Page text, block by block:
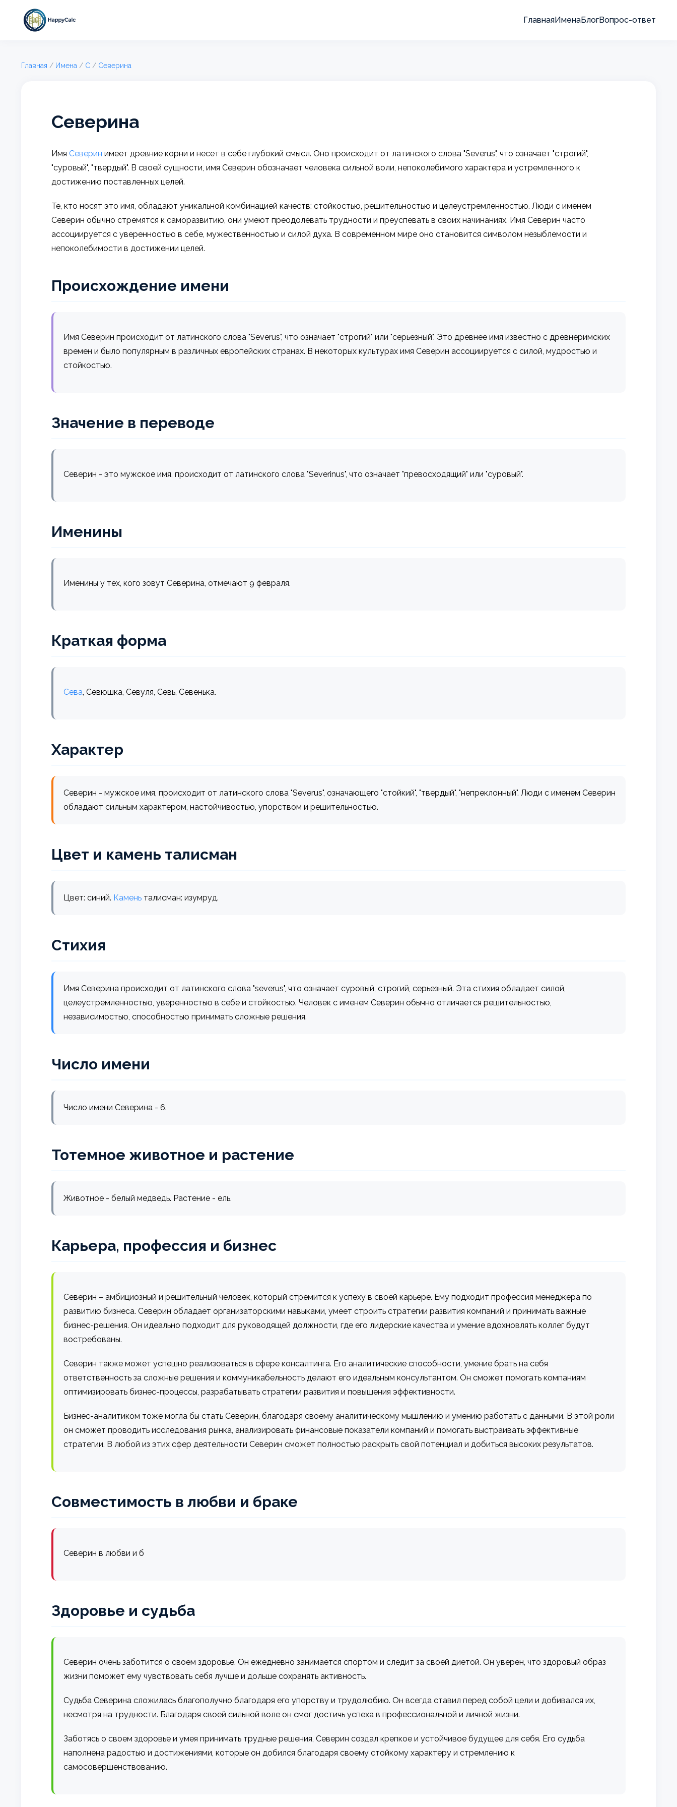
ГлавнаяИменаБлогВопрос-ответ
Главная / Имена / С / Северина
Северина
Имя Северин имеет древние корни и несет в себе глубокий смысл. Оно происходит от латинского слова "Severus", что означает "строгий",
"суровый", "твердый". В своей сущности, имя Северин обозначает человека сильной воли, непоколебимого характера и устремленного к
достижению поставленных целей.
Те, кто носят это имя, обладают уникальной комбинацией качеств: стойкостью, решительностью и целеустремленностью. Люди с именем
Северин обычно стремятся к саморазвитию, они умеют преодолевать трудности и преуспевать в своих начинаниях. Имя Северин часто
ассоциируется с уверенностью в себе, мужественностью и силой духа. В современном мире оно становится символом незыблемости и
непоколебимости в достижении целей.
Происхождение имени
Имя Северин происходит от латинского слова "Severus", что означает "строгий" или "серьезный". Это древнее имя известно с древнеримских
времен и было популярным в различных европейских странах. В некоторых культурах имя Северин ассоциируется с силой, мудростью и
стойкостью.
Значение в переводе
Северин - это мужское имя, происходит от латинского слова "Severinus", что означает "превосходящий" или "суровый".
Именины
Именины у тех, кого зовут Северина, отмечают 9 февраля.
Краткая форма
Сева, Севюшка, Севуля, Севь, Севенька.
Характер
Северин - мужское имя, происходит от латинского слова "Severus", означающего "стойкий", "твердый", "непреклонный". Люди с именем Северин
обладают сильным характером, настойчивостью, упорством и решительностью.
Цвет и камень талисман
Цвет: синий. Камень талисман: изумруд.
Стихия
Имя Северина происходит от латинского слова "severus", что означает суровый, строгий, серьезный. Эта стихия обладает силой,
целеустремленностью, уверенностью в себе и стойкостью. Человек с именем Северин обычно отличается решительностью,
независимостью, способностью принимать сложные решения.
Число имени
Число имени Северина - 6.
Тотемное животное и растение
Животное - белый медведь. Растение - ель.
Карьера, профессия и бизнес
Северин – амбициозный и решительный человек, который стремится к успеху в своей карьере. Ему подходит профессия менеджера по
развитию бизнеса. Северин обладает организаторскими навыками, умеет строить стратегии развития компаний и принимать важные
бизнес-решения. Он идеально подходит для руководящей должности, где его лидерские качества и умение вдохновлять коллег будут
востребованы.
Северин также может успешно реализоваться в сфере консалтинга. Его аналитические способности, умение брать на себя
ответственность за сложные решения и коммуникабельность делают его идеальным консультантом. Он сможет помогать компаниям
оптимизировать бизнес-процессы, разрабатывать стратегии развития и повышения эффективности.
Бизнес-аналитиком тоже могла бы стать Северин, благодаря своему аналитическому мышлению и умению работать с данными. В этой роли
он сможет проводить исследования рынка, анализировать финансовые показатели компаний и помогать выстраивать эффективные
стратегии. В любой из этих сфер деятельности Северин сможет полностью раскрыть свой потенциал и добиться высоких результатов.
Совместимость в любви и браке
Северин в любви и б
Здоровье и судьба
Северин очень заботится о своем здоровье. Он ежедневно занимается спортом и следит за своей диетой. Он уверен, что здоровый образ
жизни поможет ему чувствовать себя лучше и дольше сохранять активность.
Судьба Северина сложилась благополучно благодаря его упорству и трудолюбию. Он всегда ставил перед собой цели и добивался их,
несмотря на трудности. Благодаря своей сильной воле он смог достичь успеха в профессиональной и личной жизни.
Заботясь о своем здоровье и умея принимать трудные решения, Северин создал крепкое и устойчивое будущее для себя. Его судьба
наполнена радостью и достижениями, которые он добился благодаря своему стойкому характеру и стремлению к
самосовершенствованию.